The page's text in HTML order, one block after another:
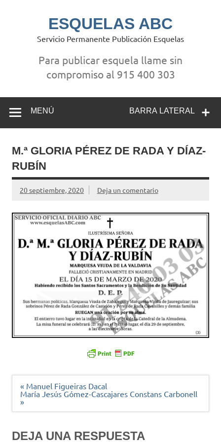
ESQUELAS ABC
Servicio Permanente Publicación Esquelas
Para publicar esquela llame sin
compromiso al 915 400 303
BARRA LATERAL
MENÚ
M.ª GLORIA PÉREZ DE RADA Y DÍAZ-
RUBÍN
20 septiembre, 2020 Deja un comentario
Navegación
de
entradas
« Manuel Figueiras Dacal
María Jesús Gómez-Cascajares Constans Carbonell
»
DEJA UNA RESPUESTA